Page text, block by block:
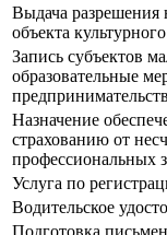
Выдача разрешения
объекта
Запись субъектов
образовательные
Назначение
страхованию от
профессиональных
Услуга по
Водительское